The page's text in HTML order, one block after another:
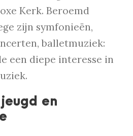
Kerk. Beroemd
zijn symfonieën,
balletmuziek:
een diepe interesse in
en